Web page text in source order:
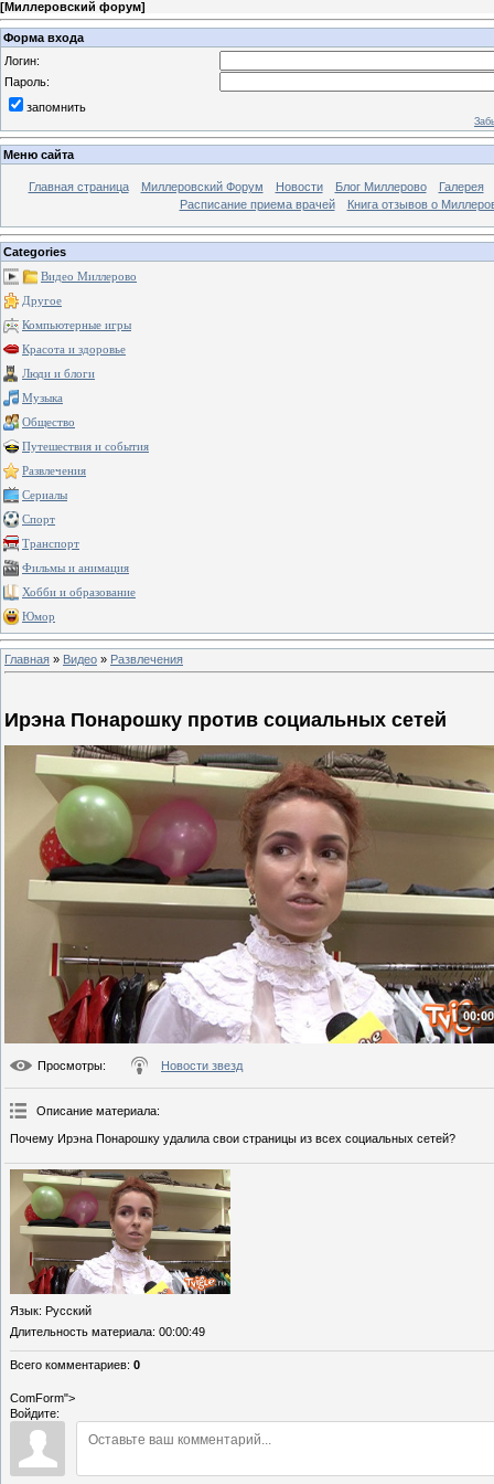
[Миллеровский форум]
Форма входа
Логин:
Пароль:
запомнить
Меню сайта
Главная страница Миллеровский Форум Новости Блог Миллерово
Галерея
Расписание приема врачей
Книга отзывов о
Categories
Видео Миллерово
Другое
Компьютерные игры
Красота и здоровье
Люди и блоги
Музыка
Общество
Путешествия и события
Развлечения
Сериалы
Спорт
Транспорт
Фильмы и анимация
Хобби и образование
Юмор
Главная » Видео » Развлечения
Ирэна Понарошку против социальных сетей
Просмотры: Новости звезд
Описание материала:
Почему Ирэна Понарошку удалила свои страницы из всех социальных сетей?
Язык: Русский
Длительность материала: 00:00:49
Всего комментариев: 0
ComForm">
Войдите: